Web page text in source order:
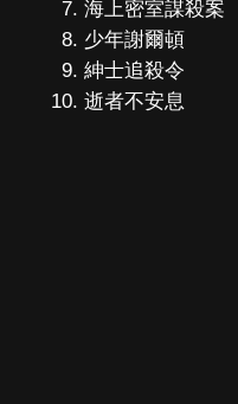
海上密室謀殺案
少年謝爾頓
紳士追殺令
逝者不安息